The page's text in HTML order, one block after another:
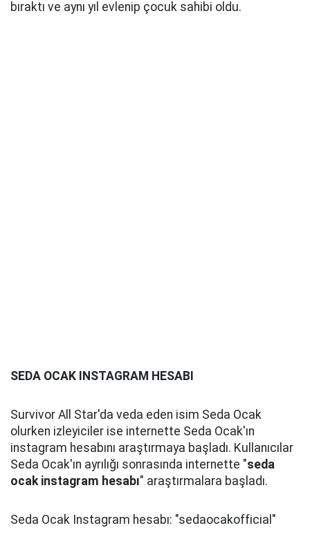
bıraktı ve aynı yıl evlenip çocuk sahibi oldu.
SEDA OCAK INSTAGRAM HESABI
Survivor All Star'da veda eden isim Seda Ocak
olurken izleyiciler ise internette Seda Ocak'ın
instagram hesabını araştırmaya başladı. Kullanıcılar
Seda Ocak'ın ayrılığı sonrasında internette "seda
ocak instagram hesabı" araştırmalara başladı.
Seda Ocak Instagram hesabı: "sedaocakofficial"